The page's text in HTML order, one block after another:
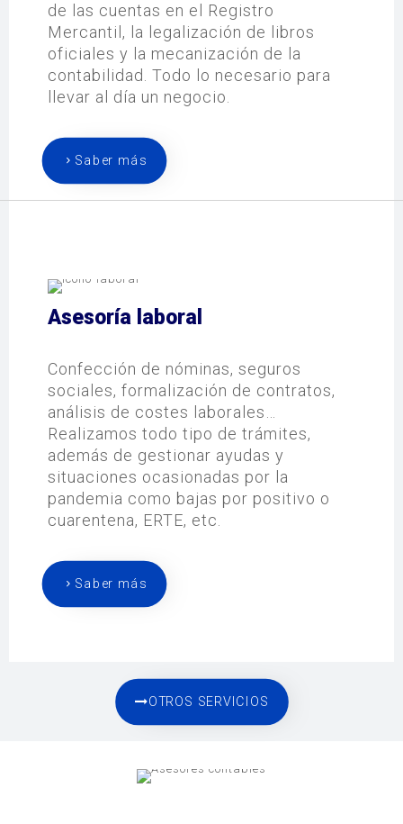
de las cuentas en el Registro
Mercantil, la legalización de libros
oficiales y la mecanización de la
contabilidad. Todo lo necesario para
llevar al día un negocio.
Saber más
Asesoría laboral
Confección de nóminas, seguros
sociales, formalización de contratos,
análisis de costes laborales…
Realizamos todo tipo de trámites,
además de gestionar ayudas y
situaciones ocasionadas por la
pandemia como bajas por positivo o
cuarentena, ERTE, etc.
Saber más
OTROS SERVICIOS